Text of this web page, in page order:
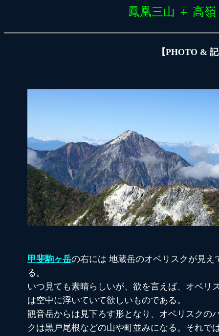
鳳凰三山 ＋ 高嶺
【PHOTO &
甲斐駒ヶ岳の右には 地蔵岳のオベリスクが見え
る。
いつ見ても素晴らしいが、欲を言えば、オベリ
は空中に浮いていて欲しいものである。
観音岳からは見下ろす形となり、オベリスクの
クは黒戸尾根などの山や町並みになる。それで